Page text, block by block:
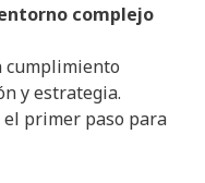
complejo
cumplimiento
y estrategia.
el primer paso para